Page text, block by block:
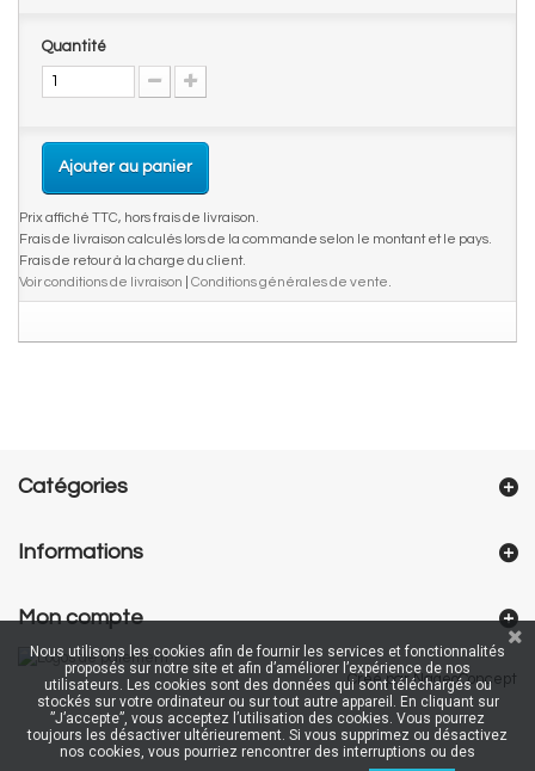
Quantité
Ajouter au panier
Prix affiché TTC, hors frais de livraison.
Frais de livraison calculés lors de la commande selon le montant et le pays.
Frais de retour à la charge du client.
Voir conditions de livraison
Conditions générales de vente
Catégories
Informations
Mon compte
Créé par NageoConcept
Nous utilisons les cookies afin de fournir les services et fonctionnalités
proposés sur notre site et afin d’améliorer l’expérience de nos
utilisateurs. Les cookies sont des données qui sont téléchargés ou
stockés sur votre ordinateur ou sur tout autre appareil. En cliquant sur
”J’accepte”, vous acceptez l’utilisation des cookies. Vous pourrez
toujours les désactiver ultérieurement. Si vous supprimez ou désactivez
nos cookies, vous pourriez rencontrer des interruptions ou des